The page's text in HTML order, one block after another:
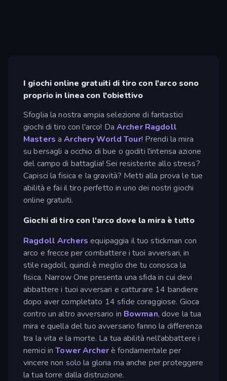
I giochi online gratuiti di tiro con l'arco sono
proprio in linea con l'obiettivo
Sfoglia la nostra ampia selezione di fantastici
giochi di tiro con l'arco! Da Archer Ragdoll
Masters aArchery World Tour! Prendi la mira
su bersagli a occhio di bue o goditi l'intensa azione
del campo di battaglia! Sei resistente allo stress?
Capisci la fisica e la gravità? Metti alla prova le tue
abilità e fai il tiro perfetto in uno dei nostri giochi
online gratuiti.
Giochi di tiro con l'arco dove la mira è tutto
Ragdoll Archersequipaggia il tuo stickman con
arco e frecce per combattere i tuoi avversari, in
stile ragdoll, quindi è meglio che tu conosca la
fisica. Narrow One presenta una sfida in cui devi
abbattere i tuoi avversari e catturare 14 bandiere
dopo aver completato 14 sfide coraggiose. Gioca
contro un altro avversario in Bowman, dove la tua
mira e quella del tuo avversario fanno la differenza
tra la vita e la morte. La tua abilità nell'abbattere i
nemici inTower Archerè fondamentale per
vincere non solo la gloria ma anche per proteggere
la tua torre dalla distruzione.